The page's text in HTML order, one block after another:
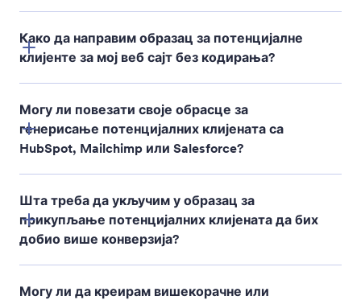
Како да направим образац за потенцијалне
клијенте за мој веб сајт без кодирања?
Могу ли повезати своје обрасце за
генерисање потенцијалних клијената са
HubSpot, Mailchimp или Salesforce?
Шта треба да укључим у образац за
прикупљање потенцијалних клијената да бих
добио више конверзија?
Могу ли да креирам вишекорачне или